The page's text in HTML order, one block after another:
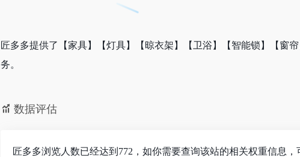
匠多多提供了【家具】【灯具】【晾衣架】【卫浴】【智能锁】【窗
务。
数据评估
匠多多浏览人数已经达到772，如你需要查询该站的相关权重信息，